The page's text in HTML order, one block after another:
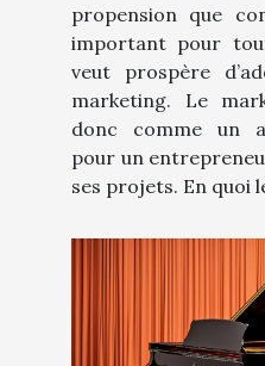
propension que
important pour
veut prospère
marketing. Le
donc comme un
pour un
ses projets. En quoi